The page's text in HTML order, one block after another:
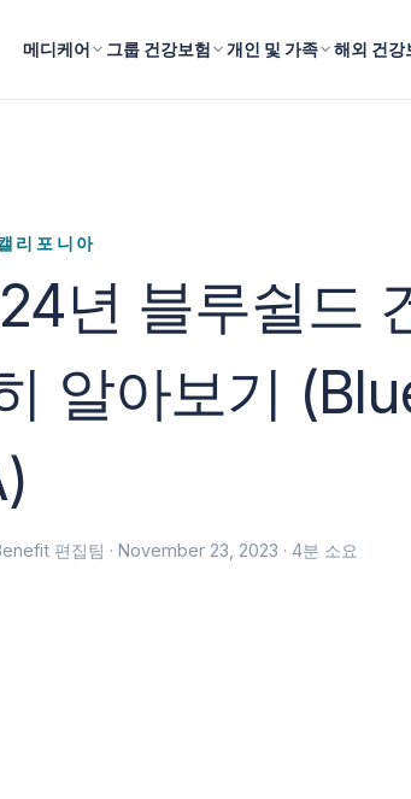
메디케어 그룹 건강보험 개인 및 가족 해외 건강
리포니아
년 블루쉴드
알아보기
편집팀 ·November 23, 2023 · 4분 소요